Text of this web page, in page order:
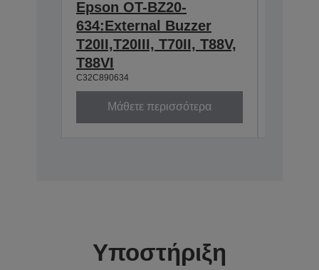
Epson OT-BZ20-
634:External Buzzer
T20II,T20III, T70II, T88V,
T88VI
C32C890634
Μάθετε περισσότερα
Υποστήριξη